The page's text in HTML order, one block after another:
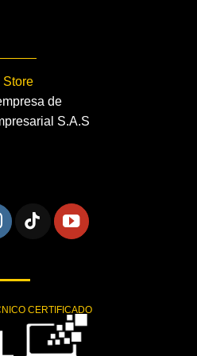
Store
de
S.A.S
CERTIFICADO